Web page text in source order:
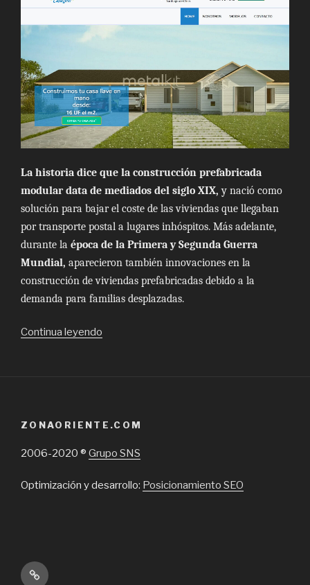
La historia dice que la construcción prefabricada
modulardata de mediados del siglo XIX,y nació como
solución para bajar el coste de las viviendas que llegaban
por transporte postal a lugares inhóspitos. Más adelante,
durante la época de la Primera y Segunda Guerra
Mundial, aparecieron también innovaciones en la
construcción de viviendas prefabricadas debido a la
demanda para familias desplazadas.
Continua leyendo
de
con
ZONAORIENTE.COM
2006-2020 ® Grupo SNS
Optimización y desarrollo: Posicionamiento SEO
Inicio